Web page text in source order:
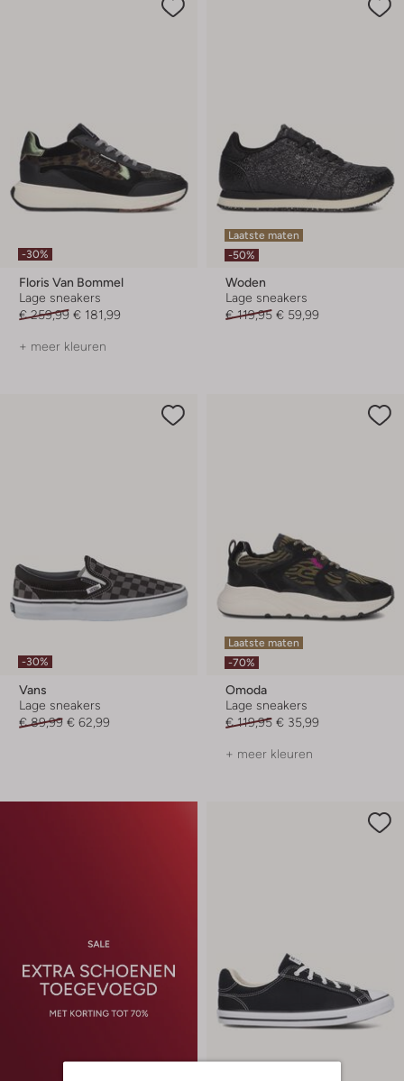
-30%
Floris Van Bommel
Lage sneakers
€ 259,99 € 181,99
+ meer kleuren
Laatste maten
-50%
Woden
Lage sneakers
€ 119,95 € 59,99
-30%
Vans
Lage sneakers
€ 89,99 € 62,99
Laatste maten
-70%
Omoda
Lage sneakers
€ 119,95 € 35,99
+ meer kleuren